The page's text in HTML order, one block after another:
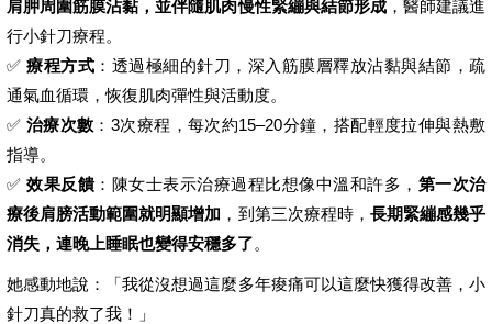
肩胛周圍筋膜沾黏，並伴隨肌肉慢性緊繃與結節形成，醫師建議進
行小針刀療程。
✅ 療程方式 ：透過極細的針刀，深入筋膜層釋放沾黏與結節，疏
通氣血循環，恢復肌肉彈性與活動度。
✅ 治療次數 ：3次療程，每次約15–20分鐘，搭配輕度拉伸與熱敷
指導。
✅ 效果反饋：陳女士表示治療過程比想像中溫和許多， 第一次治
療後肩膀活動範圍就明顯增加 ，到第三次療程時， 長期緊繃感幾乎
消失，連晚上睡眠也變得安穩多了。
她感動地說：「我從沒想過這麼多年痠痛可以這麼快獲得改善，小
針刀真的救了我！」